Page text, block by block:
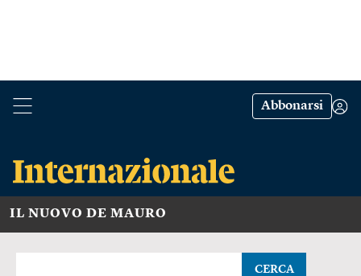
Abbonarsi
IL NUOVO DE MAURO
CERCA